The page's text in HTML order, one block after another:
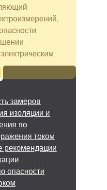
замеров
изоляции и
по
током
рекомендации
опасности